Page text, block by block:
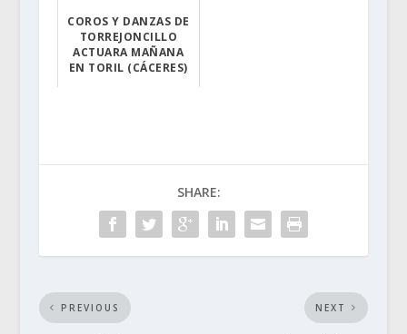
COROS Y DANZAS DE
TORREJONCILLO
ACTUARA MAÑANA
EN TORIL (CÁCERES)
SHARE:
PREVIOUS NEXT